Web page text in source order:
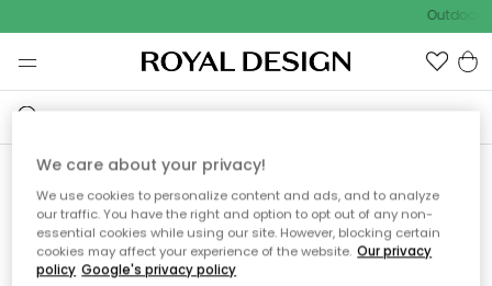
Outdoor
Vi hittar tyvärr inte sidan du
söker
We care about your privacy!
We use cookies to personalize content and ads, and to analyze
our traffic. You have the right and option to opt out of any non-
essential cookies while using our site. However, blocking certain
cookies may affect your experience of the website. Our privacy
policy Google's privacy policy